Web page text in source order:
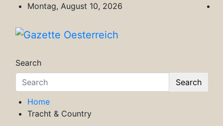
content
Montag, August 10, 2026
Search
Search
Home
Tracht & Country